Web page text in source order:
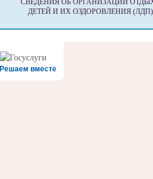
СВЕДЕНИЯ ОБ ОРГАНИЗАЦИИ
ДЕТЕЙ И ИХ ОЗДОРОВЛЕНИЯ (ЛДП)
Решаем вместе